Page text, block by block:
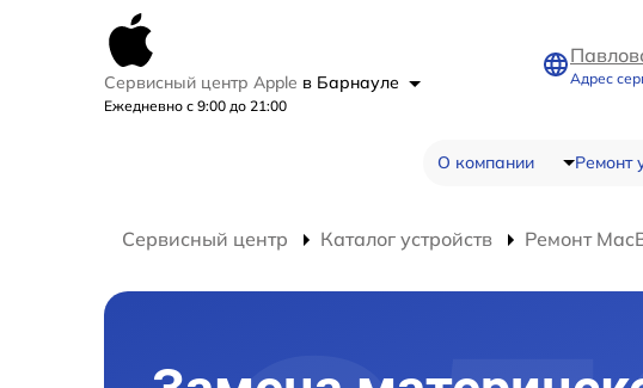
Сервисный центр Apple в Барнауле
Ежедневно с 9:00 до 21:00
Адрес
О компании Ремонт
Сервисный центр Каталог устройств Ремонт